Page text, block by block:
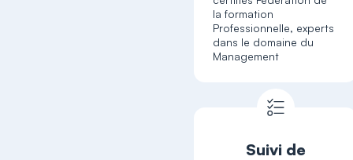
la formation
Professionnelle, experts
dans le domaine du
Management
Suivi de